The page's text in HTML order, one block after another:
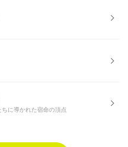
に導かれた宿命の頂点